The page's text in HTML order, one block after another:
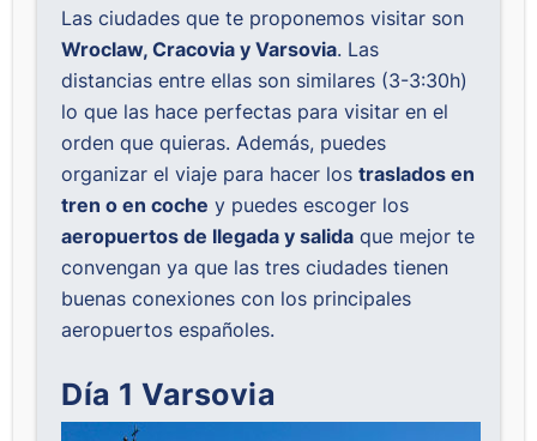
Las ciudades que te proponemos visitar son
Wroclaw, Cracovia y Varsovia. Las
distancias entre ellas son similares (3-3:30h)
lo que las hace perfectas para visitar en el
orden que quieras. Además, puedes
organizar el viaje para hacer lostraslados en
tren o en coche y puedes escoger los
aeropuertos de llegada y salida que mejor te
convengan ya que las tres ciudades tienen
buenas conexiones con los principales
aeropuertos españoles.
Día 1 Varsovia